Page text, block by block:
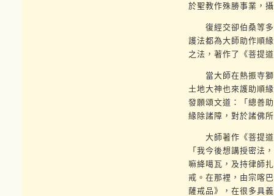
於聖教作殊勝事業，
復經交卻伯桑等多
護法都為大師助作順
之法，著作了《菩提
當大師在熱振寺獅
土地大神也來護助順
發願頌文道：「總善
緣除諸障，對於諸佛
大師著作《菩提道
「我今後想講授密法
嘛絳噶瓦，及持律師
戒。在那裡，由宗喀
薩戒品》，在很多具